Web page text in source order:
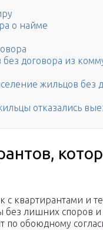
о найме
договора из
жильцов без
отказались
с квартирантами и
без лишних споров
по обоюдному